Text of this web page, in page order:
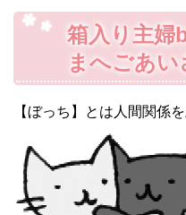
箱入り主
まへごあい
【ぼっち】とは人間関係